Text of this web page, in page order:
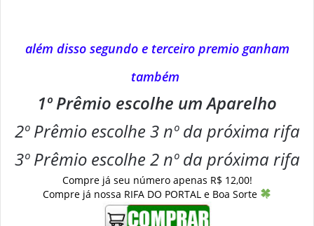
além disso segundo e terceiro premio ganham
também
1º Prêmio escolhe um Aparelho
2º Prêmio escolhe 3 nº da próxima rifa
3º Prêmio escolhe 2 nº da próxima rifa
Compre já seu número apenas R$ 12,00!
Compre já nossa RIFA DO PORTAL e Boa Sorte